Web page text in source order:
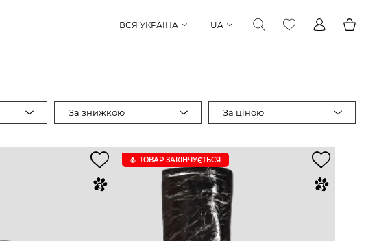
ВСЯ УКРАЇНА UA
За знижкою За ціною
ТОВАР ЗАКІНЧУЄTЬСЯ